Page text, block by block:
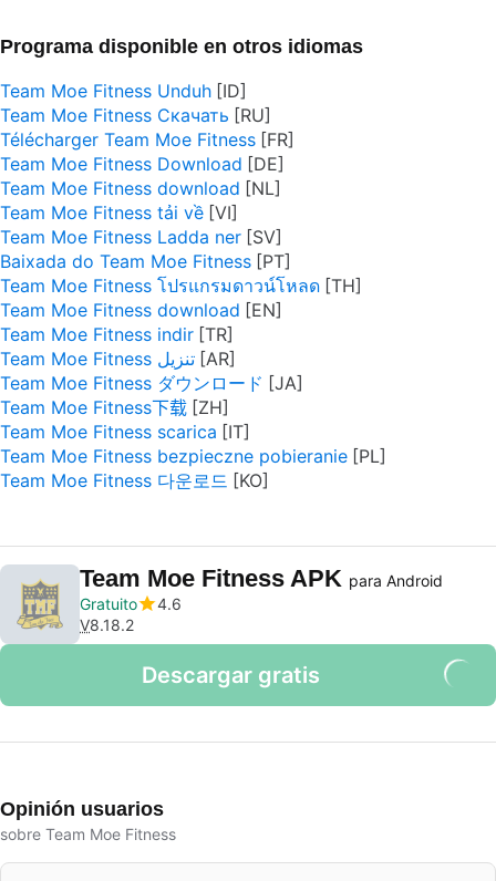
Programa disponible en otros idiomas
Team Moe Fitness Unduh
Team Moe Fitness Скачать
Télécharger Team Moe Fitness
Team Moe Fitness Download
Team Moe Fitness download
Team Moe Fitness tải về
Team Moe Fitness Ladda ner
Baixada do Team Moe Fitness
Team Moe Fitness โปรแกรมดาวน์โหลด
Team Moe Fitness download
Team Moe Fitness indir
Team Moe Fitness تنزيل
Team Moe Fitness ダウンロード
Team Moe Fitness下载
Team Moe Fitness scarica
Team Moe Fitness bezpieczne pobieranie
Team Moe Fitness 다운로드
Team Moe Fitness APK para Android
Gratuito
4.6
V8.18.2
Descargar gratis
Opinión usuarios
sobre Team Moe Fitness